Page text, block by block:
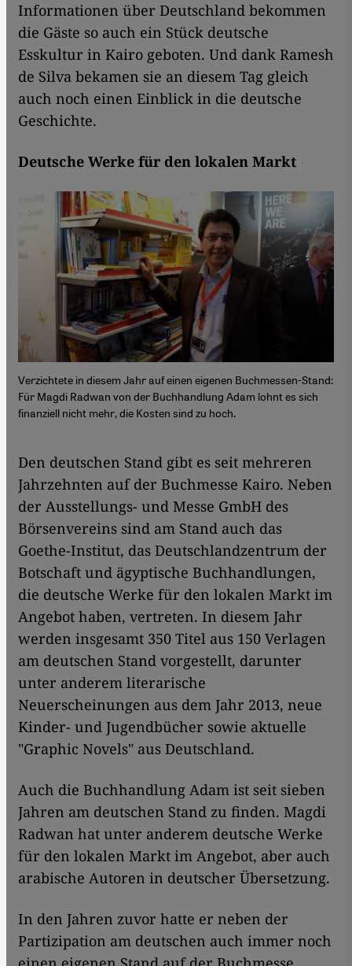
Informationen über Deutschland bekommen
die Gäste so auch ein Stück deutsche
Esskultur in Kairo geboten. Und dank Ramesh
de Silva bekamen sie an diesem Tag gleich
auch noch einen Einblick in die deutsche
Geschichte.
Deutsche Werke für den lokalen Markt
Verzichtete in diesem Jahr auf einen eigenen Buchmessen-Stand:
Für Magdi Radwan von der Buchhandlung Adam lohnt es sich
finanziell nicht mehr, die Kosten sind zu hoch.
Den deutschen Stand gibt es seit mehreren
Jahrzehnten auf der Buchmesse Kairo. Neben
der Ausstellungs- und Messe GmbH des
Börsenvereins sind am Stand auch das
Goethe-Institut, das Deutschlandzentrum der
Botschaft und ägyptische Buchhandlungen,
die deutsche Werke für den lokalen Markt im
Angebot haben, vertreten. In diesem Jahr
werden insgesamt 350 Titel aus 150 Verlagen
am deutschen Stand vorgestellt, darunter
unter anderem literarische
Neuerscheinungen aus dem Jahr 2013, neue
Kinder- und Jugendbücher sowie aktuelle
"Graphic Novels" aus Deutschland.
Auch die Buchhandlung Adam ist seit sieben
Jahren am deutschen Stand zu finden. Magdi
Radwan hat unter anderem deutsche Werke
für den lokalen Markt im Angebot, aber auch
arabische Autoren in deutscher Übersetzung.
In den Jahren zuvor hatte er neben der
Partizipation am deutschen auch immer noch